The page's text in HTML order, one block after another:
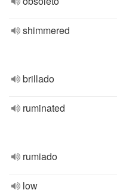
shimmered
brillado
ruminated
rumiado
low